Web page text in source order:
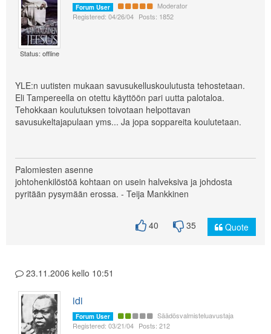
Status: offline
Forum User
Moderator
Registered: 04/26/04 Posts: 1852
YLE:n uutisten mukaan savusukelluskoulutusta tehostetaan.
Eli Tampereella on otettu käyttöön pari uutta palotaloa.
Tehokkaan koulutuksen toivotaan helpottavan
savusukeltajapulaan yms... Ja jopa soppareita koulutetaan.
Palomiesten asenne
johtohenkilöstöä kohtaan on usein halveksiva ja johdosta
pyritään pysymään erossa. - Teija Mankkinen
40 35 Quote
23.11.2006 kello 10:51
idi
Forum User
Säädösvalmisteluavustaja
Registered: 03/21/04 Posts: 212